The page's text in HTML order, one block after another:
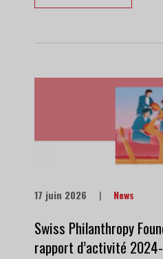
17 juin 2026 | News
Swiss Philanthropy
rapport d’activité